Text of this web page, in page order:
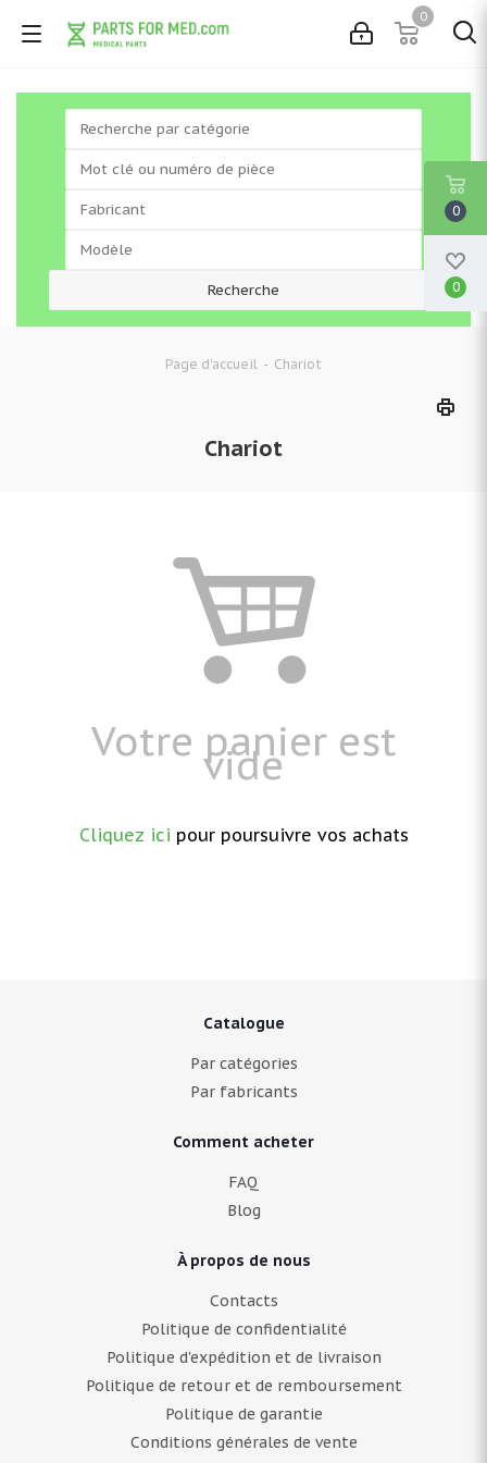
0
Page d'accueil - Chariot
Chariot
Votre panier est
vide
Cliquez ici pour poursuivre vos achats
Catalogue
Par catégories
Par fabricants
Comment acheter
FAQ
Blog
À propos de nous
Contacts
Politique de confidentialité
Politique d'expédition et de livraison
Politique de retour et de remboursement
Politique de garantie
Conditions générales de vente
0
0